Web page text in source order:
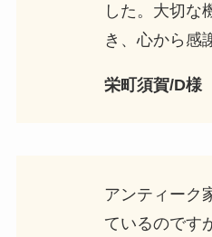
した。大切な
き、心から感
栄町須賀/D様
アンティーク
ているのです